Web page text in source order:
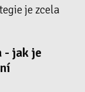
je zcela
jak je